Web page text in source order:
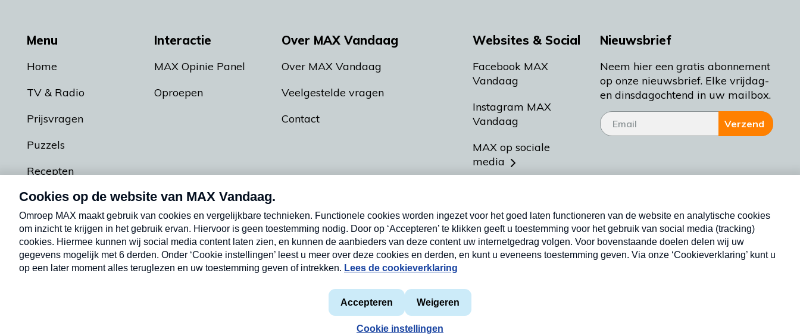
Menu
Home
TV & Radio
Prijsvragen
Puzzels
Recepten
Podcasts
Interactie
MAX Opinie Panel
Oproepen
Over MAX Vandaag
Over MAX Vandaag
Veelgestelde vragen
Contact
Websites & Social
Facebook MAX
Vandaag
Instagram MAX
Vandaag
MAX op sociale
media
Meldpunt Actueel
Heel Holland Bakt
Nieuwsbrief
Neem hier een gratis abonnement
op onze nieuwsbrief. Elke vrijdag-
en dinsdagochtend in uw mailbox.
Verzend
Privacyverklaring
Cookieverklaring
Nieuwsbrief
Neem hier een gratis abonnement op onze